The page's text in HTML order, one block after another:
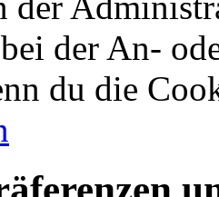
der An-
du die